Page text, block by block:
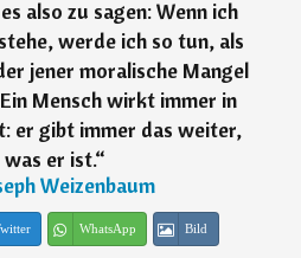
also zu sagen: Wenn ich
werde ich so tun, als
jener moralische Mangel
Mensch wirkt immer in
er gibt immer das weiter,
was er ist.“
Weizenbaum
WhatsApp Bild